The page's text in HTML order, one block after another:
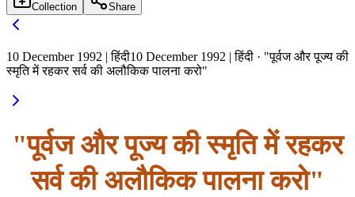
Collection Share
10 December 1992 | हिंदी10 December 1992 | हिंदी · "पूर्वज और पूज्य की
स्मृति में रहकर सर्व की अलौकिक पालना करो"
"पूर्वज और पूज्य की स्मृति में रहकर
सर्व की अलौकिक पालना करो"